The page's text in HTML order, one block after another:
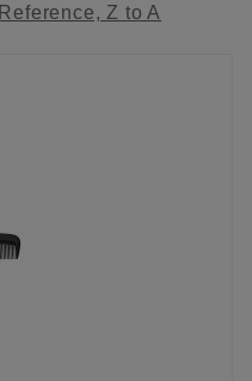
Reference, Z to A